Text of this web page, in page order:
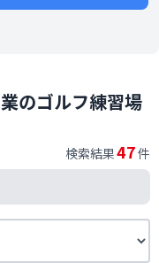
のゴルフ練習場
検索結果47件